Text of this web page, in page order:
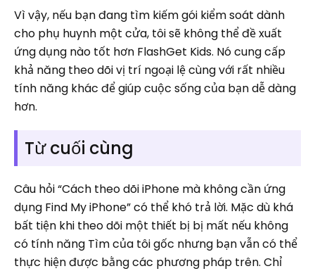
Vì vậy, nếu bạn đang tìm kiếm gói kiểm soát dành
cho phụ huynh một cửa, tôi sẽ không thể đề xuất
ứng dụng nào tốt hơn FlashGet Kids. Nó cung cấp
khả năng theo dõi vị trí ngoại lệ cùng với rất nhiều
tính năng khác để giúp cuộc sống của bạn dễ dàng
hơn.
Từ cuối cùng
Câu hỏi “Cách theo dõi iPhone mà không cần ứng
dụng Find My iPhone” có thể khó trả lời. Mặc dù khá
bất tiện khi theo dõi một thiết bị bị mất nếu không
có tính năng Tìm của tôi gốc nhưng bạn vẫn có thể
thực hiện được bằng các phương pháp trên. Chỉ